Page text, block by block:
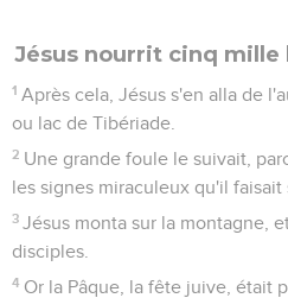
Jésus nourrit cinq mille
1 Après cela, Jésus s'en alla de
ou lac de Tibériade.
2 Une grande foule le suivait,
les signes miraculeux qu'il faisait
3 Jésus monta sur la montagne,
disciples.
4 Or la Pâque, la fête juive, était